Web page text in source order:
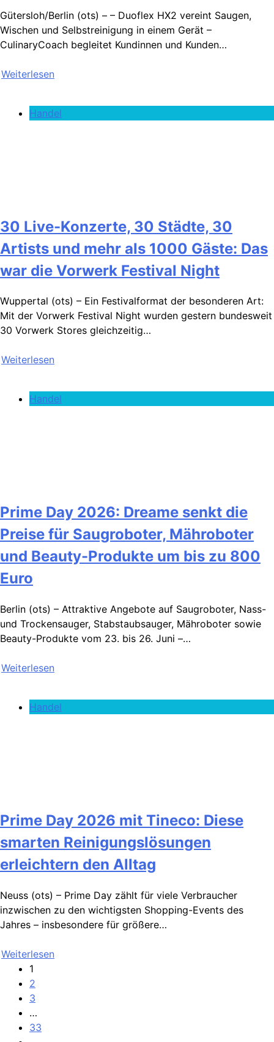
Gütersloh/Berlin (ots) – – Duoflex HX2 vereint Saugen,
Wischen und Selbstreinigung in einem Gerät –
CulinaryCoach begleitet Kundinnen und Kunden…
Weiterlesen
Handel
30 Live-Konzerte, 30 Städte, 30
Artists und mehr als 1000 Gäste: Das
war die Vorwerk Festival Night
Wuppertal (ots) – Ein Festivalformat der besonderen Art:
Mit der Vorwerk Festival Night wurden gestern bundesweit
30 Vorwerk Stores gleichzeitig…
Weiterlesen
Handel
Prime Day 2026: Dreame senkt die
Preise für Saugroboter, Mähroboter
und Beauty-Produkte um bis zu 800
Euro
Berlin (ots) – Attraktive Angebote auf Saugroboter, Nass-
und Trockensauger, Stabstaubsauger, Mähroboter sowie
Beauty-Produkte vom 23. bis 26. Juni –…
Weiterlesen
Handel
Prime Day 2026 mit Tineco: Diese
smarten Reinigungslösungen
erleichtern den Alltag
Neuss (ots) – Prime Day zählt für viele Verbraucher
inzwischen zu den wichtigsten Shopping-Events des
Jahres – insbesondere für größere…
Weiterlesen
1
2
3
…
33